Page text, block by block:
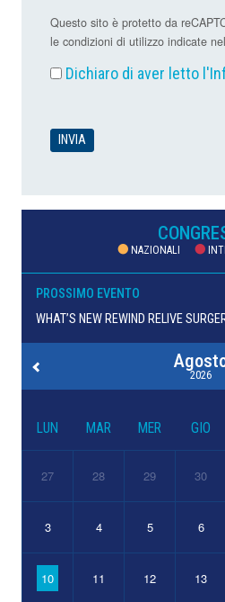
Questo sito è protetto da
le condizioni di utilizzo indicate
Dichiaro di aver letto l'
NAZIONALI
PROSSIMO EVENTO
WHAT’S NEW REWIND RELIVE
2026
LUN MAR MER GIO
27 28 29 30
3 4 5 6
10 11 12 13